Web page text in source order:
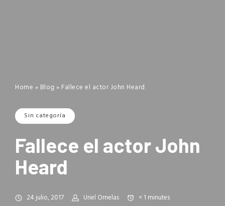
Home » Blog » Fallece el actor John Heard
Sin categoría
Fallece el actor John
Heard
24 julio, 2017 Uriel Ornelas < 1 minutes